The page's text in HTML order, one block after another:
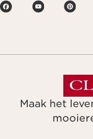
Maak het